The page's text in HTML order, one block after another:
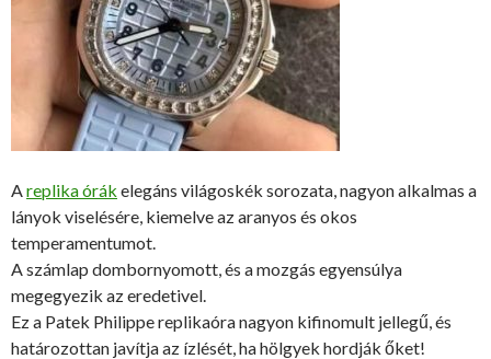
Areplika órák elegáns világoskék sorozata, nagyon alkalmas a
lányok viselésére, kiemelve az aranyos és okos
temperamentumot.
A számlap dombornyomott, és a mozgás egyensúlya
megegyezik az eredetivel.
Ez a Patek Philippe replikaóra nagyon kifinomult jellegű, és
határozottan javítja az ízlését, ha hölgyek hordják őket!